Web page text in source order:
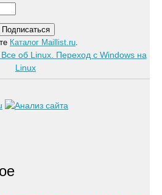
Каталог Maillist.ru.